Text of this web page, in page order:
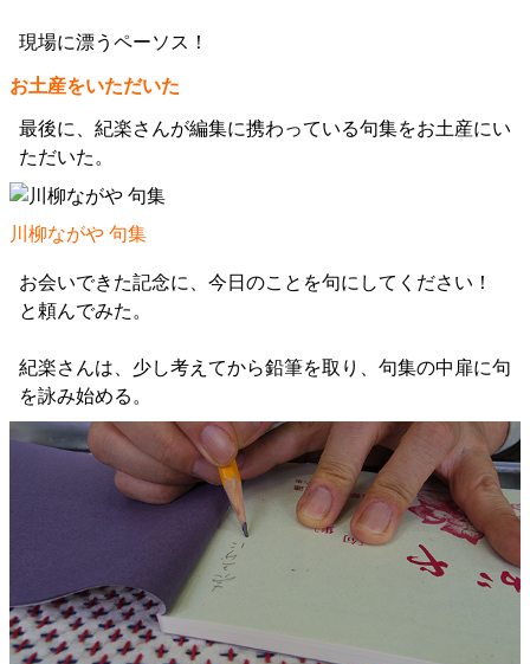
現場に漂うペーソス！
お土産をいただいた
最後に、紀楽さんが編集に携わっている句集をお土産にい
ただいた。
川柳ながや 句集
お会いできた記念に、今日のことを句にしてください！
と頼んでみた。
紀楽さんは、少し考えてから鉛筆を取り、句集の中扉に句
を詠み始める。